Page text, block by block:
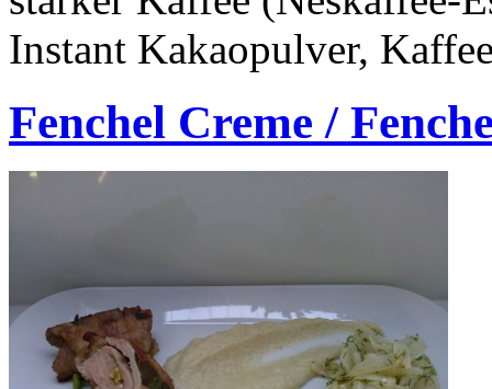
Instant Kakaopulver,
Fenchel Creme /